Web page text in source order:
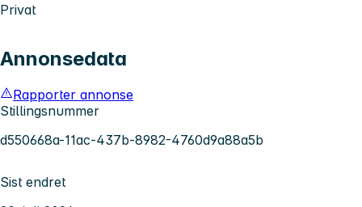
Privat
Annonsedata
Rapporter annonse
Stillingsnummer
d550668a-11ac-437b-8982-4760d9a88a5b
Sist endret